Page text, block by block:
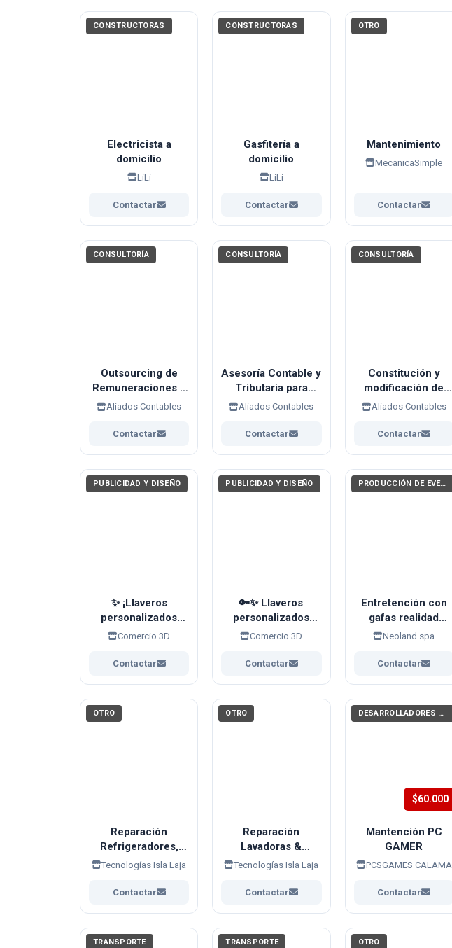
CONSTRUCTORAS
Electricista a
domicilio
LiLi
Contactar
CONSTRUCTORAS
Gasfitería a
domicilio
LiLi
Contactar
OTRO
Mantenimiento
MecanicaSimple
Contactar
CONSULTORÍA
Outsourcing de
Remuneraciones y
Gestión Laboral.
Aliados Contables
Contactar
CONSULTORÍA
Asesoría Contable y
Tributaria para
ONG, Fundaciones
Fines de Lucro
Aliados Contables
Contactar
CONSULTORÍA
Constitución y
modificación de
Empresas
Aliados Contables
Contactar
PUBLICIDAD Y DISEÑO
✨ ¡Llaveros
personalizados
impresos en 3D! ✨
Comercio 3D
Contactar
PUBLICIDAD Y DISEÑO
🔑✨ Llaveros
personalizados
para empresas en
Comercio 3D
Contactar
PRODUCCIÓN DE EVENTOS / ENTRETENIMIENTO
Entretención con
gafas realidad
virtual
Neoland spa
Contactar
OTRO
Reparación
Refrigeradores,
Congeladoras &
Tecnologías Isla Laja
Contactar
OTRO
Reparación
Lavadoras &
Secadoras
Tecnologías Isla Laja
Contactar
DESARROLLADORES WEB, APPS (PROGRAMACIÓN)
$60.000
Mantención PC
GAMER
PCSGAMES CALAMA
Contactar
TRANSPORTE TRANSPORTE OTRO